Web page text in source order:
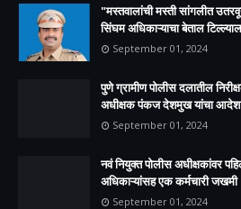
"मस्तवालांची मस्ती सांगलीत
सिंघम अधिकाऱ्याचा बेताल
September 01, 2024
पुणे ग्रामीण पोलीस दलातील
अधीक्षक पंकज देशमुख यांचा आदेश
September 01, 2024
नवं नियुक्त पोलीस अधीक्षकांवर
अधिकाऱ्यांसह एक कर्मचारी जखमी
September 01, 2024